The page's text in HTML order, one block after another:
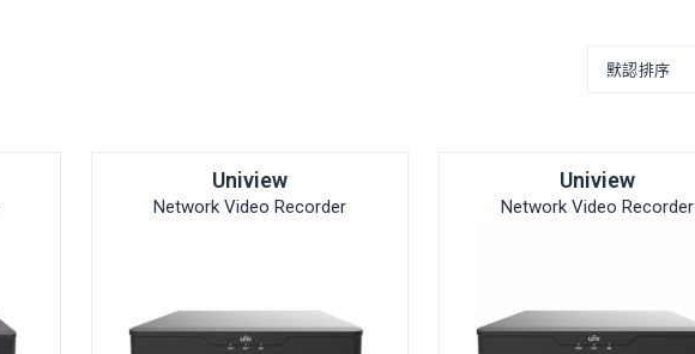
Uniview
Network Video Recorder
Uniview
Network Video Recorder